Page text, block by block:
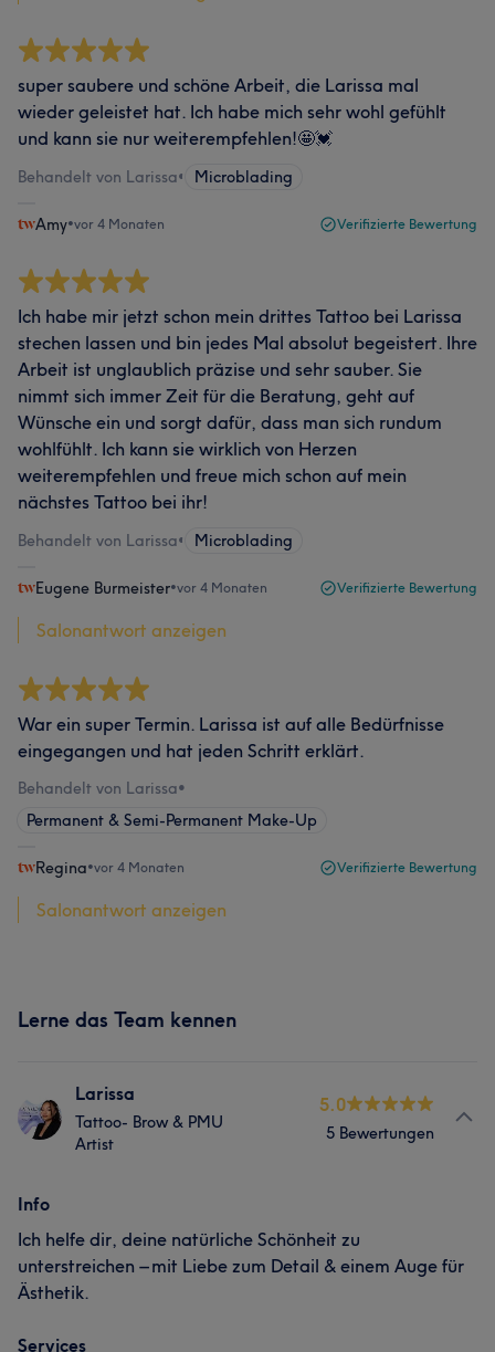
super saubere und schöne Arbeit, die Larissa mal
wieder geleistet hat. Ich habe mich sehr wohl gefühlt
und kann sie nur weiterempfehlen!🤩💓
Behandelt von Larissa• Microblading
Amy•vor 4 Monaten Verifizierte Bewertung
Ich habe mir jetzt schon mein drittes Tattoo bei Larissa
stechen lassen und bin jedes Mal absolut begeistert. Ihre
Arbeit ist unglaublich präzise und sehr sauber. Sie
nimmt sich immer Zeit für die Beratung, geht auf
Wünsche ein und sorgt dafür, dass man sich rundum
wohlfühlt. Ich kann sie wirklich von Herzen
weiterempfehlen und freue mich schon auf mein
nächstes Tattoo bei ihr!
Behandelt von Larissa• Microblading
Eugene Burmeister•vor 4 Monaten Verifizierte Bewertung
Salonantwort anzeigen
War ein super Termin. Larissa ist auf alle Bedürfnisse
eingegangen und hat jeden Schritt erklärt.
Behandelt von Larissa•
Permanent & Semi-Permanent Make-Up
Regina•vor 4 Monaten Verifizierte Bewertung
Salonantwort anzeigen
Lerne das Team kennen
Larissa
Tattoo- Brow & PMU
Artist
5.0
5 Bewertungen
Info
Ich helfe dir, deine natürliche Schönheit zu
unterstreichen – mit Liebe zum Detail & einem Auge für
Ästhetik.
Services